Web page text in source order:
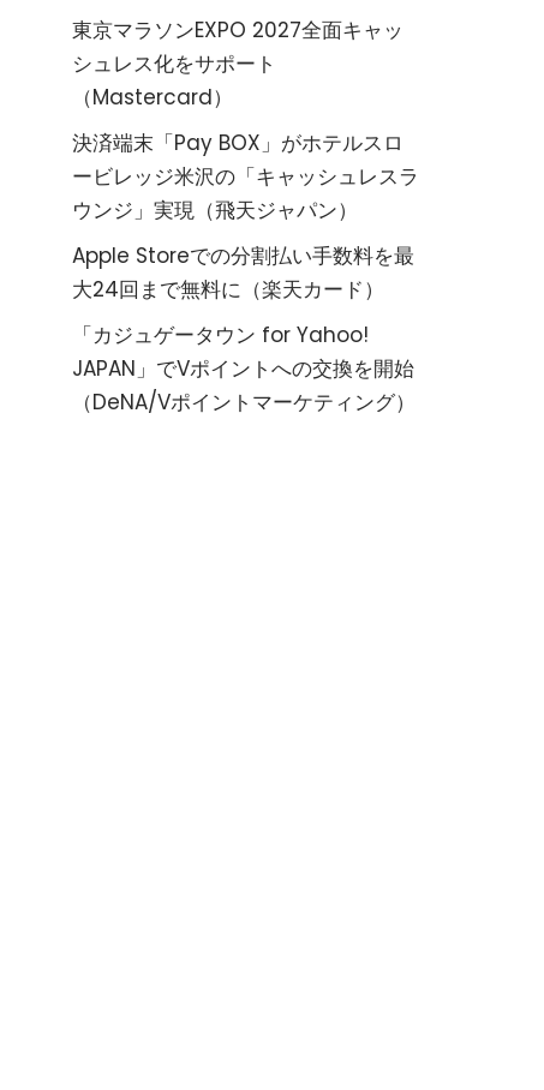
東京マラソンEXPO 2027全面キャッ
シュレス化をサポート
（Mastercard）
決済端末「Pay BOX」がホテルスロ
ービレッジ米沢の「キャッシュレスラ
ウンジ」実現（飛天ジャパン）
Apple Storeでの分割払い手数料を最
大24回まで無料に（楽天カード）
「カジュゲータウン for Yahoo!
JAPAN」でVポイントへの交換を開始
（DeNA/Vポイントマーケティング）